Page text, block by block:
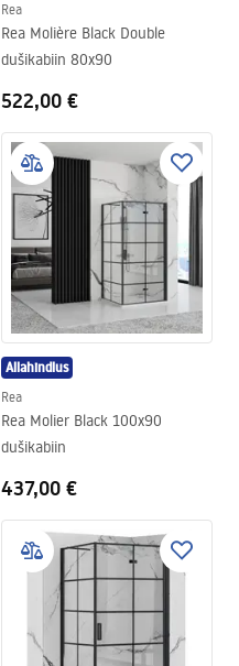
Rea
Rea Molière Black Double
dušikabiin 80x90
522,00 €
Allahindlus
Rea
Rea Molier Black 100x90
dušikabiin
437,00 €